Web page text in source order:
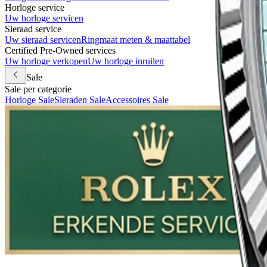
Horloge service
Uw horloge servicen
Sieraad service
Uw sieraad servicenRingmaat meten & maattabel
Certified Pre-Owned services
Uw horloge verkopenUw horloge inruilen
Sale
Sale per categorie
Horloge SaleSieraden SaleAccessoires Sale